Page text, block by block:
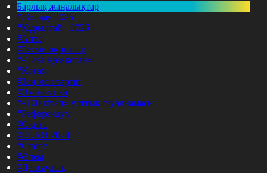
Барлық жаңалықтар
#Жолдау 2025
#Құрылтай - 2026
#Апта
#Ресми оқиғалар
#«Таза Қазақстан»
#Қоғам
#Заң мен тәртіп
#Экономика
#«100 кітап» ұлттық сауалнамасы
#Референдум
#Оқиға
#EURO 2024
#Спорт
#Әлем
#Денсаулық